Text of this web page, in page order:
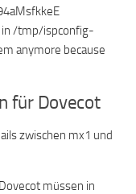
in /tmp/ispconfig-
anymore because
für Dovecot
zwischen mx1 und
müssen in